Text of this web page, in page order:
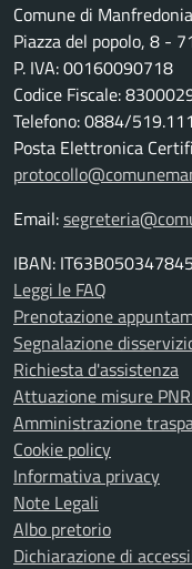
Comune di Manfredonia
Piazza del popolo, 8 -
P. IVA: 00160090718
Codice Fiscale:
Telefono: 0884/519.111
Posta Elettronica
Email:
IBAN:
Leggi le FAQ
Prenotazione
Segnalazione
Richiesta d'assistenza
Attuazione misure
Amministrazione
Cookie policy
Informativa privacy
Note Legali
Albo pretorio
Dichiarazione di